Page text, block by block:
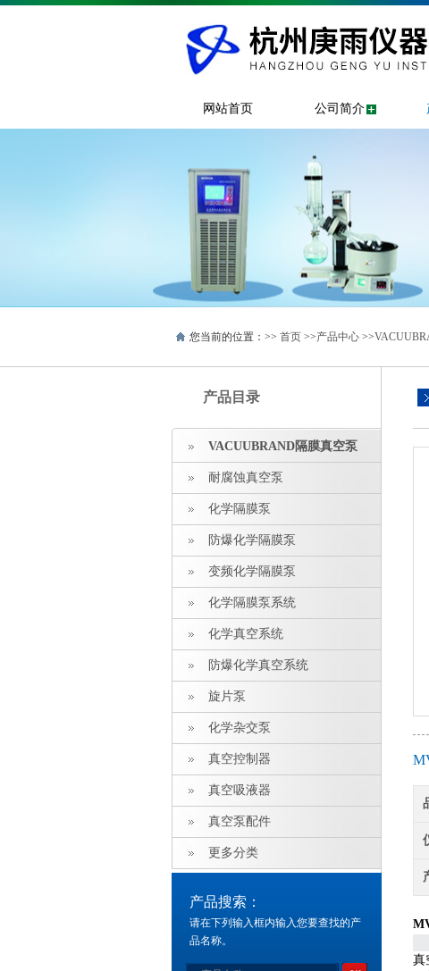
网站首页 公司简介
您当前的位置：>> 首页 >>产品中心 >>
产品目录
VACUUBRAND隔膜真空泵
耐腐蚀真空泵
化学隔膜泵
防爆化学隔膜泵
变频化学隔膜泵
化学隔膜泵系统
化学真空系统
防爆化学真空系统
旋片泵
化学杂交泵
真空控制器
真空吸液器
真空泵配件
更多分类
产品搜索：
请在下列输入框内输入您要查找的产
品名称。
真